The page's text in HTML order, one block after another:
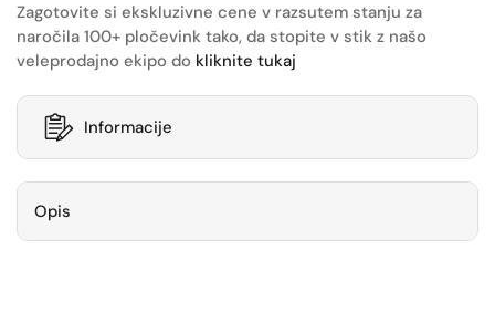
Zagotovite si ekskluzivne cene v razsutem stanju za
naročila 100+ pločevink tako, da stopite v stik z našo
veleprodajno ekipo do kliknite tukaj
Informacije
Opis